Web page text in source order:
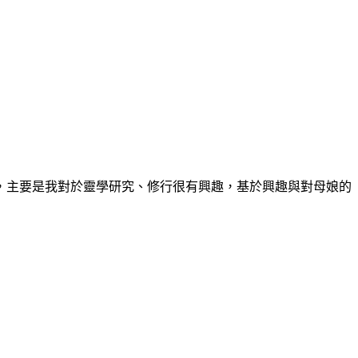
要是我對於靈學研究、修行很有興趣，基於興趣與對母娘的